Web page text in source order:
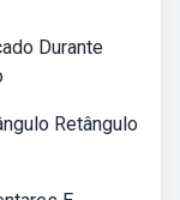
Durante
Retângulo